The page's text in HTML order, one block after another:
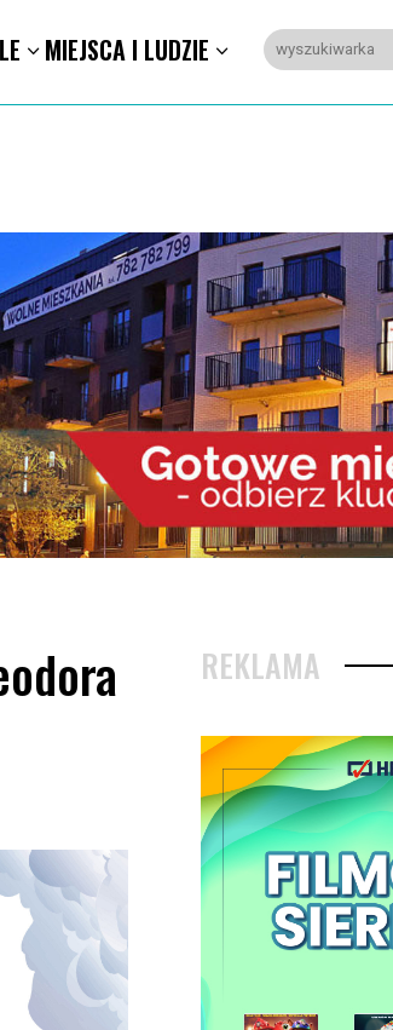
MIEJSCA I LUDZIE
REKLAMA